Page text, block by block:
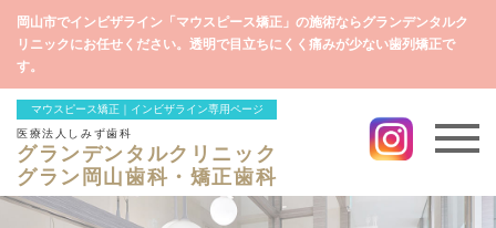
岡山市でインビザライン「マウスピース矯正」の施術ならグランデンタルク
リニックにお任せください。透明で目立ちにくく痛みが少ない歯列矯正で
す。
マウスピース矯正｜インビザライン専用ページ
医療法人しみず歯科
グランデンタルクリニック
グラン岡山歯科・矯正歯科